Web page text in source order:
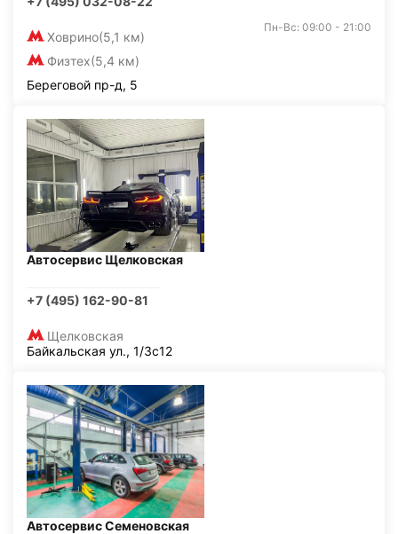
Ховрино(5,1 км)
Физтех(5,4 км)
Пн-Вс: 09:00 - 21:00
Береговой пр-д, 5
Автосервис Щелковская
+7 (495) 162-90-81
Щелковская
Байкальская ул., 1/3с12
Автосервис Семеновская